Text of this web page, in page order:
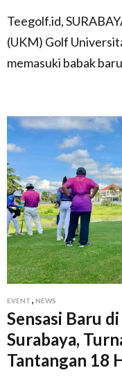
Teegolf.id,
(UKM) Golf
memasuki babak
EVENT NEWS
Sensasi Baru
Surabaya,
Tantangan 18